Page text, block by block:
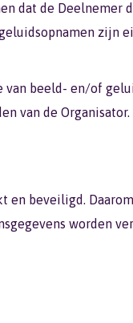
dat de
zijn
beeld- en/of
van de Organisator.
en beveiligd.
worden